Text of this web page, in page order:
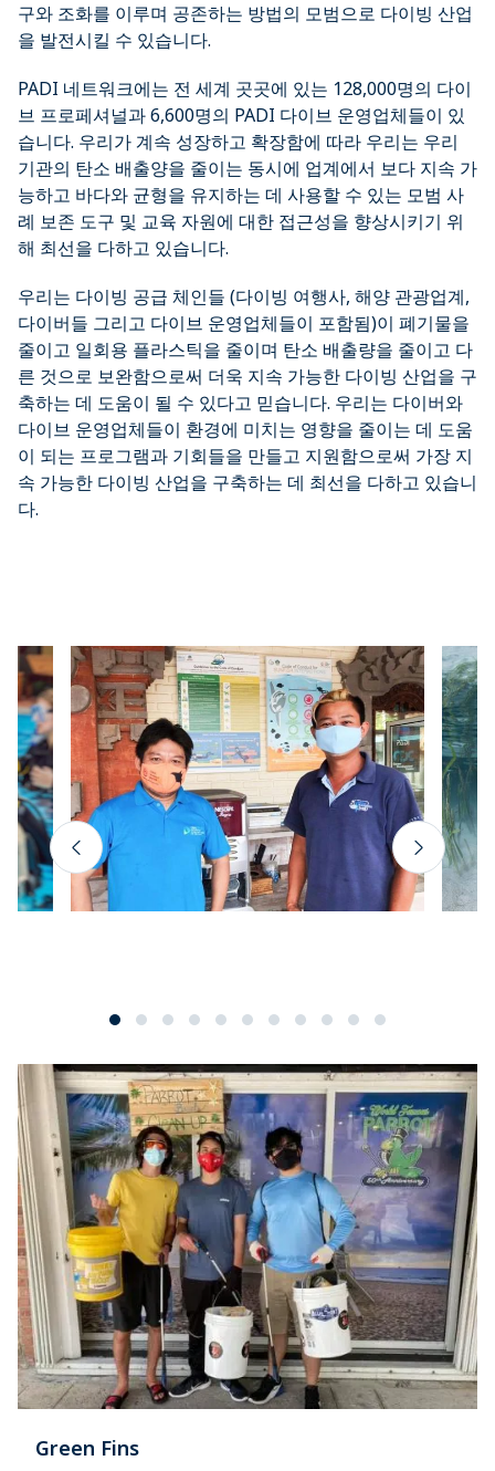
구와 조화를 이루며 공존하는 방법의 모범으로 다이빙 산업
을 발전시킬 수 있습니다.
PADI 네트워크에는 전 세계 곳곳에 있는 128,000명의 다이
브 프로페셔널과 6,600명의 PADI 다이브 운영업체들이 있
습니다. 우리가 계속 성장하고 확장함에 따라 우리는 우리
기관의 탄소 배출양을 줄이는 동시에 업계에서 보다 지속 가
능하고 바다와 균형을 유지하는 데 사용할 수 있는 모범 사
례 보존 도구 및 교육 자원에 대한 접근성을 향상시키기 위
해 최선을 다하고 있습니다.
우리는 다이빙 공급 체인들 (다이빙 여행사, 해양 관광업계,
다이버들 그리고 다이브 운영업체들이 포함됨)이 폐기물을
줄이고 일회용 플라스틱을 줄이며 탄소 배출량을 줄이고 다
른 것으로 보완함으로써 더욱 지속 가능한 다이빙 산업을 구
축하는 데 도움이 될 수 있다고 믿습니다. 우리는 다이버와
다이브 운영업체들이 환경에 미치는 영향을 줄이는 데 도움
이 되는 프로그램과 기회들을 만들고 지원함으로써 가장 지
속 가능한 다이빙 산업을 구축하는 데 최선을 다하고 있습니
다.
Green Fins